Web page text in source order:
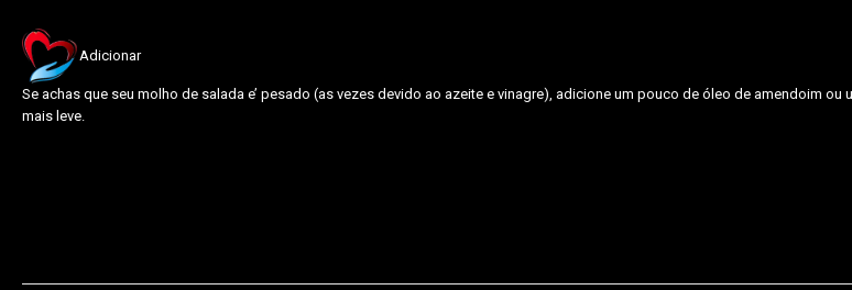
Adicionar
Se achas que seu molho de salada e’ pesado (as vezes devido ao azeite e vinagre), adicione um pouco de óleo de amendoim ou
mais leve.